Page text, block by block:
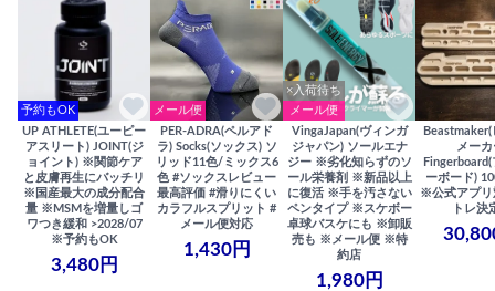
予約もOK
UP ATHLETE(ユーピー
アスリート) JOINT(ジ
ョイント) ※関節ケア
と皮膚再生にバッチリ
※国産最大の成分配合
量 ※MSMを増量しゴ
ワつき緩和 >2028/07
※予約もOK
3,480円
メール便
PER-ADRA(ペルアド
ラ) Socks(ソックス) ソ
リッド11色/ミックス6
色 #ソックスレビュー
最高評価 #滑りにくい
カラフルスプリット #
メール便対応
1,430円
×入荷待ち
メール便
VingaJapan(ヴィンガ
ジャパン) ソールエナ
ジー ※劣化知らずのソ
ール栄養剤 ※新品以上
に復活 ※手を汚さない
ペンタイプ ※スケボー
卓球バスケにも ※卸販
売も ※メール便 ※特
約店
1,980円
メーカ
ーボード)
※公式アプ
トレ決